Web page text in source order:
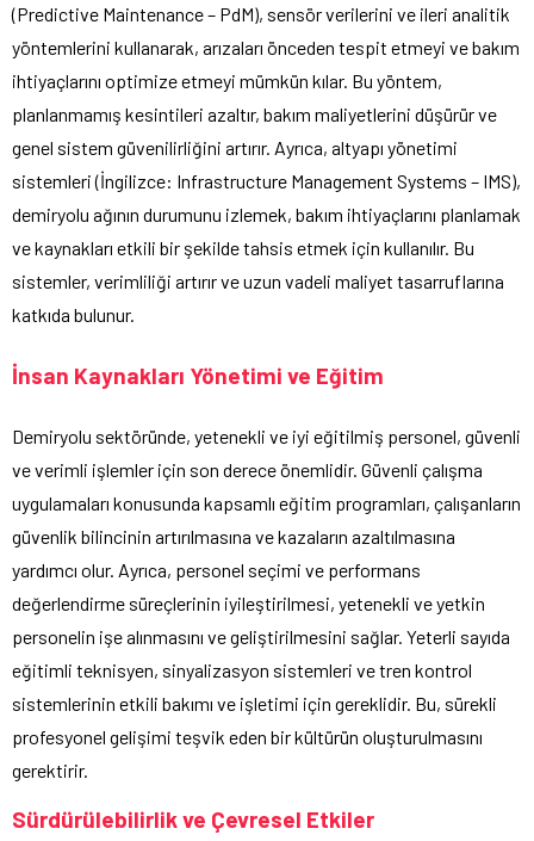
(Predictive Maintenance – PdM), sensör verilerini ve ileri analitik
yöntemlerini kullanarak, arızaları önceden tespit etmeyi ve bakım
ihtiyaçlarını optimize etmeyi mümkün kılar. Bu yöntem,
planlanmamış kesintileri azaltır, bakım maliyetlerini düşürür ve
genel sistem güvenilirliğini artırır. Ayrıca, altyapı yönetimi
sistemleri (İngilizce: Infrastructure Management Systems – IMS),
demiryolu ağının durumunu izlemek, bakım ihtiyaçlarını planlamak
ve kaynakları etkili bir şekilde tahsis etmek için kullanılır. Bu
sistemler, verimliliği artırır ve uzun vadeli maliyet tasarruflarına
katkıda bulunur.
İnsan Kaynakları Yönetimi ve Eğitim
Demiryolu sektöründe, yetenekli ve iyi eğitilmiş personel, güvenli
ve verimli işlemler için son derece önemlidir. Güvenli çalışma
uygulamaları konusunda kapsamlı eğitim programları, çalışanların
güvenlik bilincinin artırılmasına ve kazaların azaltılmasına
yardımcı olur. Ayrıca, personel seçimi ve performans
değerlendirme süreçlerinin iyileştirilmesi, yetenekli ve yetkin
personelin işe alınmasını ve geliştirilmesini sağlar. Yeterli sayıda
eğitimli teknisyen, sinyalizasyon sistemleri ve tren kontrol
sistemlerinin etkili bakımı ve işletimi için gereklidir. Bu, sürekli
profesyonel gelişimi teşvik eden bir kültürün oluşturulmasını
gerektirir.
Sürdürülebilirlik ve Çevresel Etkiler